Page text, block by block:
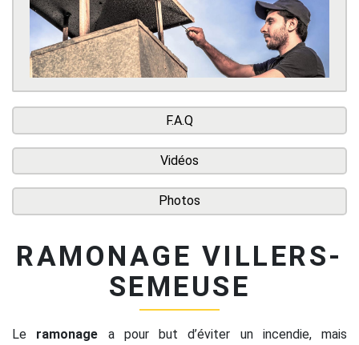
F.A.Q
Vidéos
Photos
RAMONAGE VILLERS-
SEMEUSE
Le ramonage a pour but d’éviter un incendie, mais